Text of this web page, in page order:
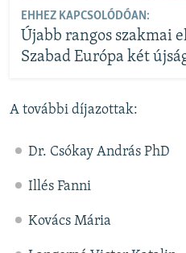
EHHEZ KAPCSOLÓDÓAN:
Újabb rangos szakmai
Szabad Európa két
A további díjazottak:
Dr. Csókay András PhD
Illés Fanni
Kovács Mária